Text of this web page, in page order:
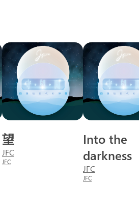
望
JFC
JFC
Into the
darkness
JFC
JFC